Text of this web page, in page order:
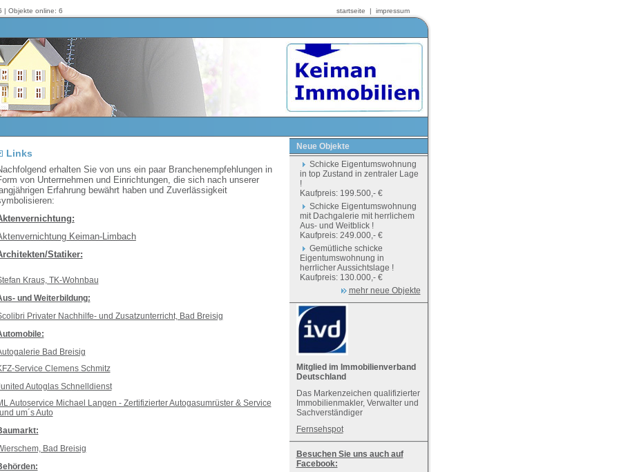
| Objekte online: 6 startseite | impressum
Links
erhalten Sie von uns ein paar Branchenempfehlungen in
von Unterrnehmen und Einrichtungen, die sich nach unserer
Erfahrung bewährt haben und Zuverlässigkeit
Keiman-Limbach
Statiker:
Kraus, TK-Wohnbau
und Weiterbildung:
Privater Nachhilfe- und Zusatzunterricht, Bad Breisig
Bad Breisig
Service Clemens Schmitz
Autoglas Schnelldienst
Autoservice Michael Langen - Zertifizierter Autogasumrüster & Service
um´s Auto
Bad Breisig
Neue Objekte
Schicke Eigentumswohnung
in top Zustand in zentraler Lage
!
Kaufpreis: 199.500,- €
Schicke Eigentumswohnung
mit Dachgalerie mit herrlichem
Aus- und Weitblick !
Kaufpreis: 249.000,- €
Gemütliche schicke
Eigentumswohnung in
herrlicher Aussichtslage !
Kaufpreis: 130.000,- €
mehr neue Objekte
Mitglied im Immobilienverband
Deutschland
Das Markenzeichen qualifizierter
Immobilienmakler, Verwalter und
Sachverständiger
Fernsehspot
Besuchen Sie uns auch auf
Facebook: